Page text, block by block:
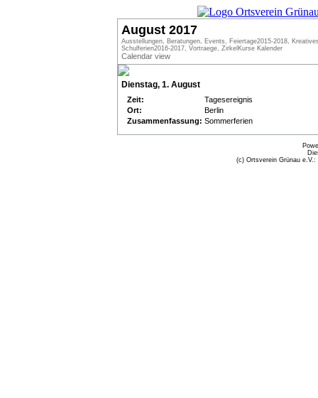
August 2017
Ausstellungen, Beratungen, Events, Feiertage2015-2018,
Schulferien2016-2017, Vortraege, ZirkelKurse Kalender
Calendar view
Dienstag, 1. August
Zeit:
Tagesereignis
Ort:
Berlin
Zusammenfassung: Sommerferien
(c) Ortsverein Grünau e.V.: